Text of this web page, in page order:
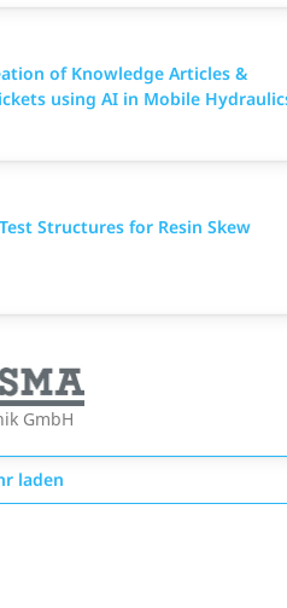
of Knowledge Articles &
using AI in Mobile
Structures for Resin Skew
GmbH
laden